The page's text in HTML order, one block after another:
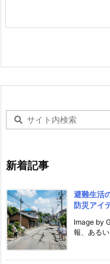
新着記事
避難生活
防災アイ
Image by
報、ある